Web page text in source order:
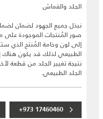
الجلد والقماش
نبذل جميع الجهود لضمان
صور المُنتجات الموجودة على
إلى لون وخامة المُنتج الذي
الطبيعي لذلك قد يكون هناك
نتيجة تغيير الجلد من قطعة
الجلد الطبيعي.
+973 17460460